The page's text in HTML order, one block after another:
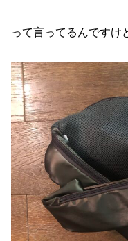
って言ってるんですけ